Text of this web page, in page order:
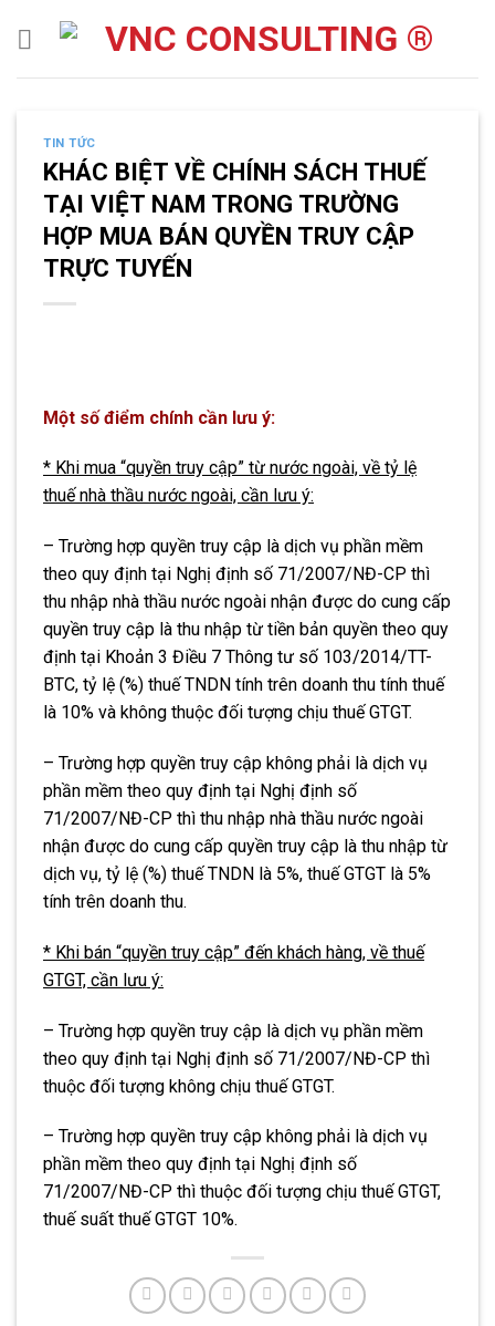
TIN TỨC
KHÁC BIỆT VỀ CHÍNH SÁCH THUẾ
TẠI VIỆT NAM TRONG TRƯỜNG
HỢP MUA BÁN QUYỀN TRUY CẬP
TRỰC TUYẾN
Một số điểm chính cần lưu ý:
* Khi mua “quyền truy cập” từ nước ngoài, về tỷ lệ
thuế nhà thầu nước ngoài, cần lưu ý:
– Trường hợp quyền truy cập là dịch vụ phần mềm
theo quy định tại Nghị định số 71/2007/NĐ-CP thì
thu nhập nhà thầu nước ngoài nhận được do cung cấp
quyền truy cập là thu nhập từ tiền bản quyền theo quy
định tại Khoản 3 Điều 7 Thông tư số 103/2014/TT-
BTC, tỷ lệ (%) thuế TNDN tính trên doanh thu tính thuế
là 10% và không thuộc đối tượng chịu thuế GTGT.
– Trường hợp quyền truy cập không phải là dịch vụ
phần mềm theo quy định tại Nghị định số
71/2007/NĐ-CP thì thu nhập nhà thầu nước ngoài
nhận được do cung cấp quyền truy cập là thu nhập từ
dịch vụ, tỷ lệ (%) thuế TNDN là 5%, thuế GTGT là 5%
tính trên doanh thu.
* Khi bán “quyền truy cập” đến khách hàng, về thuế
GTGT, cần lưu ý:
– Trường hợp quyền truy cập là dịch vụ phần mềm
theo quy định tại Nghị định số 71/2007/NĐ-CP thì
thuộc đối tượng không chịu thuế GTGT.
– Trường hợp quyền truy cập không phải là dịch vụ
phần mềm theo quy định tại Nghị định số
71/2007/NĐ-CP thì thuộc đối tượng chịu thuế GTGT,
thuế suất thuế GTGT 10%.